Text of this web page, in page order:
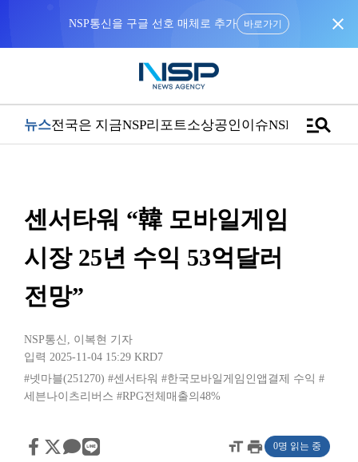
NSP통신을 구글 선호 매체로 추가 바로가기 close
뉴스전국은 지금NSP리포트소상공인이슈NSPTVmanage_search
센서타워 “韓 모바일게임
시장 25년 수익 53억달러
전망”
NSP통신 , 이복현 기자
입력 2025-11-04 15:29 KRD7
#넷마블(251270) #센서타워 #한국모바일게임인앱결제 수익 #
세븐나이츠리버스 #RPG전체매출의48%
format_sizeprint 0명 읽는 중